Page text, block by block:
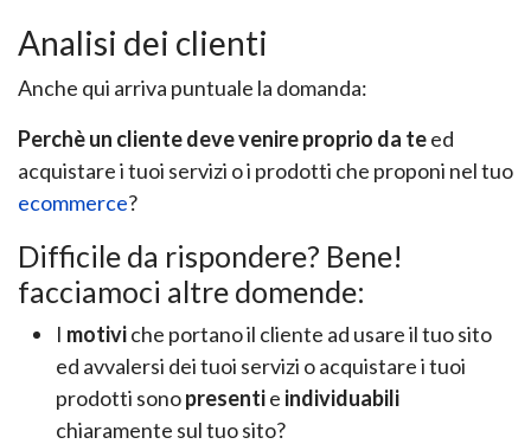
Analisi dei clienti
Anche qui arriva puntuale la domanda:
Perchè un cliente deve venire proprio da teed
acquistare i tuoi servizi o i prodotti che proponi nel tuo
ecommerce?
Difficile da rispondere? Bene!
facciamoci altre domende:
I motiviche portano il cliente ad usare il tuo sito
ed avvalersi dei tuoi servizi o acquistare i tuoi
prodotti sonopresentie individuabili
chiaramente sul tuo sito?